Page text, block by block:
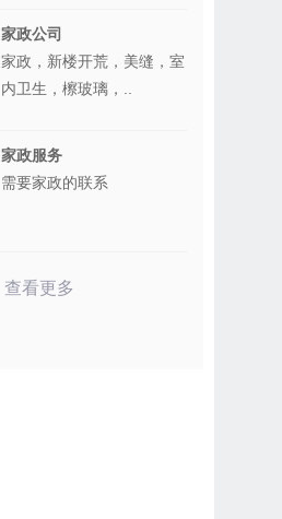
家政公司
家政，新楼开荒，美缝，室
内卫生，檫玻璃，..
家政服务
需要家政的联系
查看更多